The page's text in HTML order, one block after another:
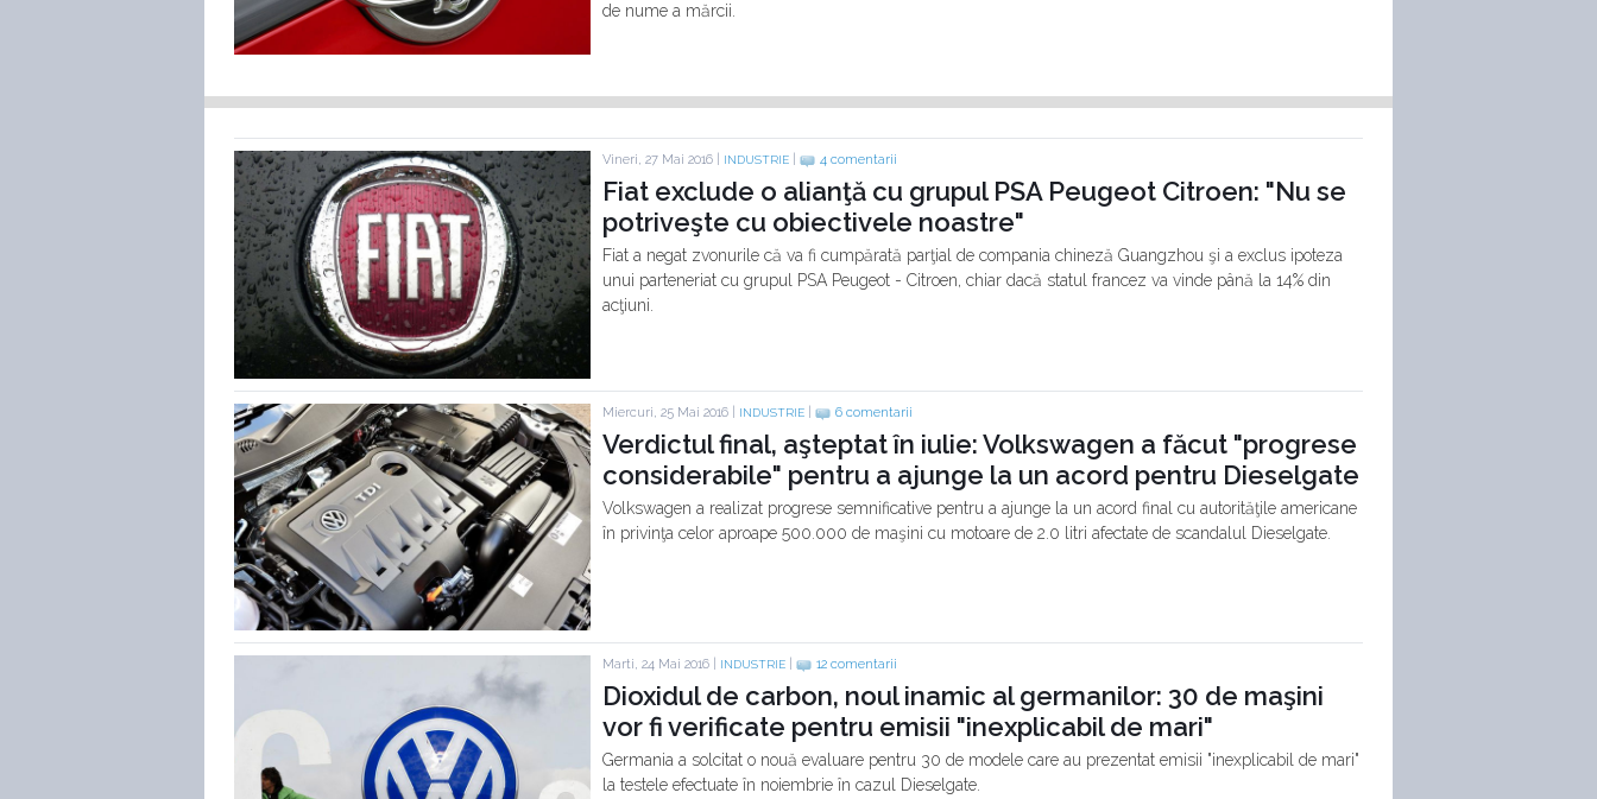
de nume a mărcii.
Vineri, 27 Mai 2016 | INDUSTRIE 4 comentarii
Fiat exclude o alianţă cu grupul PSA Peugeot Citroen: "Nu se
potriveşte cu obiectivele noastre"
Fiat a negat zvonurile că va fi cumpărată parţial de compania chineză Guangzhou şi a exclus ipoteza
unui parteneriat cu grupul PSA Peugeot - Citroen, chiar dacă statul francez va vinde până la 14% din
acţiuni.
Miercuri, 25 Mai 2016 | INDUSTRIE 6 comentarii
Verdictul final, aşteptat în iulie: Volkswagen a făcut "progrese
considerabile" pentru a ajunge la un acord pentru Dieselgate
Volkswagen a realizat progrese semnificative pentru a ajunge la un acord final cu autorităţile americane
în privinţa celor aproape 500.000 de maşini cu motoare de 2.0 litri afectate de scandalul Dieselgate.
Marti, 24 Mai 2016 | INDUSTRIE 12 comentarii
Dioxidul de carbon, noul inamic al germanilor: 30 de maşini
vor fi verificate pentru emisii "inexplicabil de mari"
Germania a solcitat o nouă evaluare pentru 30 de modele care au prezentat emisii "inexplicabil de mari"
la testele efectuate în noiembrie în cazul Dieselgate.